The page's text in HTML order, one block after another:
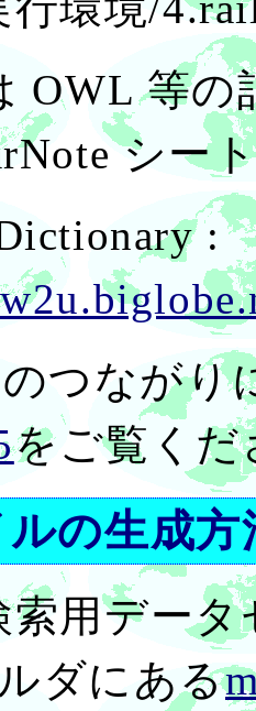
OWL 等
シー
:
つながり
をご覧くだ
の生成方
索用デー
ダにある